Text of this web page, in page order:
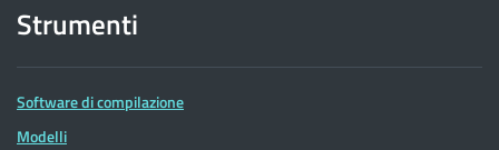
Strumenti
Software di compilazione
Modelli